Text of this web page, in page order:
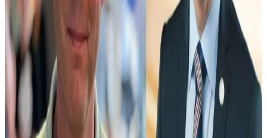
Vem försvarar valfriheten?
2026-08-07 08:30
1 h 10 min
100% Fredag
Quislingar, kommunister och Magdalena
Andersson.